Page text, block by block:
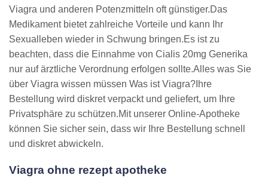
Viagra und anderen Potenzmitteln oft günstiger.Das
Medikament bietet zahlreiche Vorteile und kann Ihr
Sexualleben wieder in Schwung bringen.Es ist zu
beachten, dass die Einnahme von Cialis 20mg Generika
nur auf ärztliche Verordnung erfolgen sollte.Alles was Sie
über Viagra wissen müssen Was ist Viagra?Ihre
Bestellung wird diskret verpackt und geliefert, um Ihre
Privatsphäre zu schützen.Mit unserer Online-Apotheke
können Sie sicher sein, dass wir Ihre Bestellung schnell
und diskret abwickeln.
Viagra ohne rezept apotheke